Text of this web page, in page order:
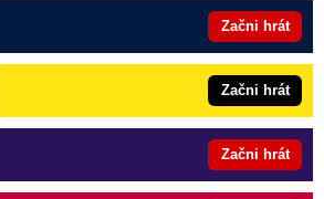
Začni hrát
Začni hrát
Začni hrát